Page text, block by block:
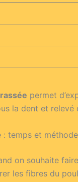
permet
la dent et
: temps et
on souhaite
les fibres du